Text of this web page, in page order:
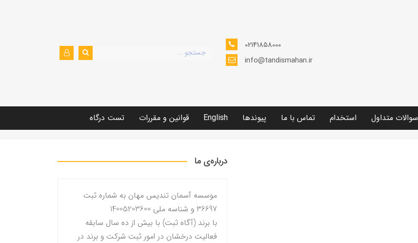
02141858000
info@tandismahan.ir
سوالات متداول استخدام تماس با ما پیوندها English قوانین و مقررات تست درگاه
درباره‌ی ما
موسسه آسمان تندیس مهان به شماره ثبت
36697 و شناسه ملی 14005203600
با برند (آگاه ثبت) با بیش از ده سال سابقه
فعالیت درخشان در امور ثبت شرکت و برند در